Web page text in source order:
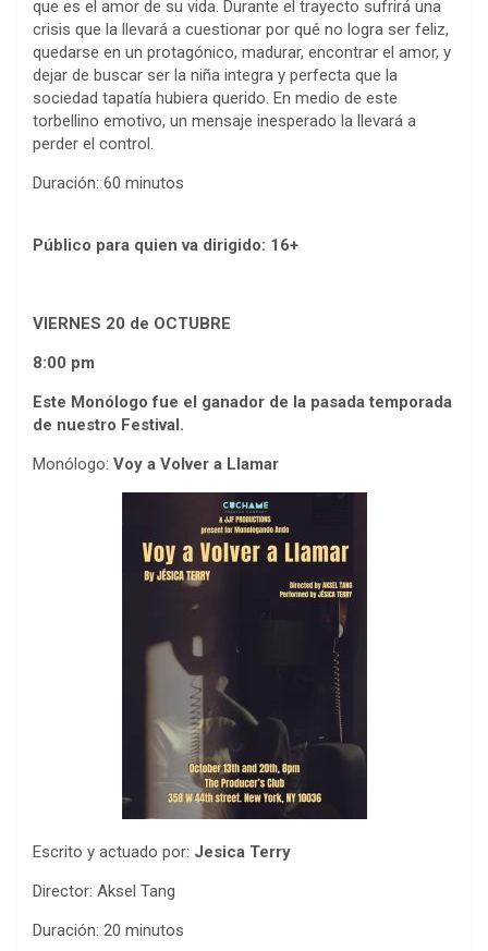
que es el amor de su vida. Durante el trayecto sufrirá una
crisis que la llevará a cuestionar por qué no logra ser feliz,
quedarse en un protagónico, madurar, encontrar el amor, y
dejar de buscar ser la niña integra y perfecta que la
sociedad tapatía hubiera querido. En medio de este
torbellino emotivo, un mensaje inesperado la llevará a
perder el control.
Duración: 60 minutos
Público para quien va dirigido: 16+
VIERNES 20 de OCTUBRE
8:00 pm
Este Monólogo fue el ganador de la pasada temporada
de nuestro Festival.
Monólogo: Voy a Volver a Llamar
Escrito y actuado por: Jesica Terry
Director: Aksel Tang
Duración: 20 minutos